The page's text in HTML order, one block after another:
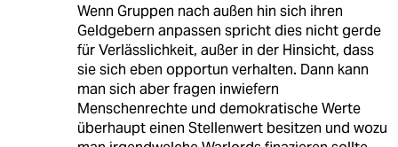
Wenn Gruppen nach außen hin sich ihren
Geldgebern anpassen spricht dies nicht gerde
für Verlässlichkeit, außer in der Hinsicht, dass
sie sich eben opportun verhalten. Dann kann
man sich aber fragen inwiefern
Menschenrechte und demokratische Werte
überhaupt einen Stellenwert besitzen und wozu